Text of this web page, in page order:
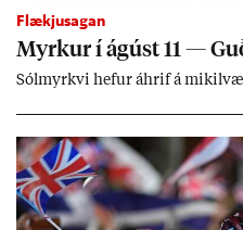
Flækjusagan
Myrk­ur í ág­úst 11 —
Sól­myrkvi hef­ur áhrif á